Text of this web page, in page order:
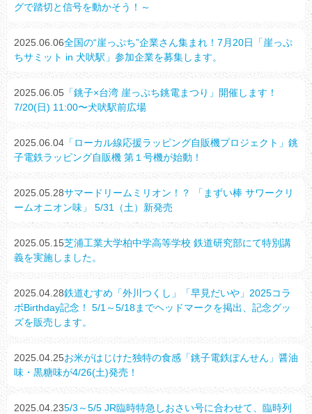
グで踏切と信号を動かそう！～
2025.06.06全国の“崖っぷち”企業さん集まれ！7月20日「崖っぷ
ちサミット in 犬吠駅」参加企業を募集します。
2025.06.05 「銚子×台湾 崖っぷち銚電まつり」開催します！
7/20(日) 11:00〜犬吠駅前広場
2025.06.04 「ローカル線応援ラッピング自販機プロジェクト」銚
子電鉄ラッピング自販機 第１号機が始動！
2025.05.28サマードリームミリオン！？ 「まずい棒 サワークリ
ームオニオン味」 5/31（土）新発売
2025.05.15芝浦工業大学柏中学高等学校 鉄道研究部にて特別講
義を実施しました。
2025.04.28鉄道むすめ「外川つくし」「早見だいや」2025コラ
ボBirthday記念！ 5/1～5/18までヘッドマークを掲出、記念グッ
ズを販売します。
2025.04.25お米がはじけた独特の食感「銚子電鉄ぽんせん」醤油
味・黒糖味が4/26(土)発売！
2025.04.235/3～5/5 JR臨時特急しおさい号に合わせて、臨時列